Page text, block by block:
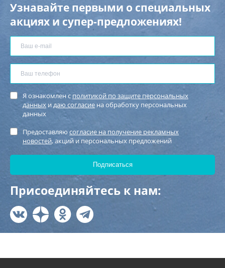
Узнавайте первыми о специальных
акциях и супер-предложениях!
Я ознакомлен с политикой по защите персональных
данных идаю согласие на обработку персональных
данных
Предоставляю согласие на получение рекламных
новостей, акций и персональных предложений
Присоединяйтесь к нам: